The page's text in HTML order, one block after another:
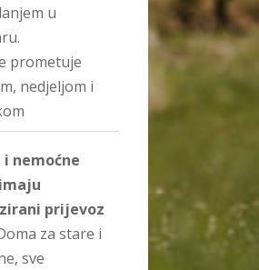
u
prometuje
nedjeljom i
nemoćne
prijevoz
za stare i
sve